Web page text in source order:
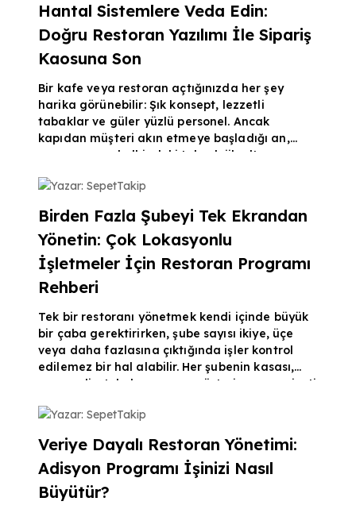
yemekler ve yanlış masaya giden hesaplar
müşteri memnuniyetini yerle bir eder. Yoğun
saatlerin yarattığı bu kaosu sorunsuz bir başarı
hikayesine dö
Hantal Sistemlere Veda Edin:
Doğru Restoran Yazılımı İle Sipariş
Kaosuna Son
Bir kafe veya restoran açtığınızda her şey
harika görünebilir: Şık konsept, lezzetli
tabaklar ve güler yüzlü personel. Ancak
kapıdan müşteri akın etmeye başladığı an,
operasyonun kalbindeki teknolojik altyapınız
Yanlış giden siparişler, mutfakta kaybolan
açıklar… Eğer siz de işletmenizde bu sorunları
yaşıyorsanız, hantal ve eski yöntemleri bir
kenara bırakıp modern bir restoran yazılımı
entegrasyonu yapmanın za
Yazar: SepetTakip
Birden Fazla Şubeyi Tek Ekrandan
Yönetin: Çok Lokasyonlu
İşletmeler İçin Restoran Programı
Rehberi
Tek bir restoranı yönetmek kendi içinde büyük
bir çaba gerektirirken, şube sayısı ikiye, üçe
veya daha fazlasına çıktığında işler kontrol
edilemez bir hal alabilir. Her şubenin kasası,
personeli, stok durumu ve müşteri memnuniyeti
başında fiziksel olarak duramadığınızda işlerin
modeline geçme zamanınız gelmiş demektir.
Çok lokasyonlu işletmelerin tüm süreçlerini tek
bir merkezde birleştiren bulut taba
Yazar: SepetTakip
Veriye Dayalı Restoran Yönetimi:
Adisyon Programı İşinizi Nasıl
Büyütür?